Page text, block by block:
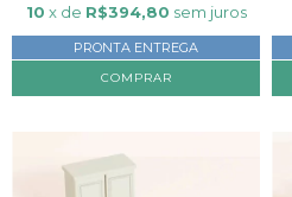
10 x de R$394,80 sem juros
PRONTA ENTREGA